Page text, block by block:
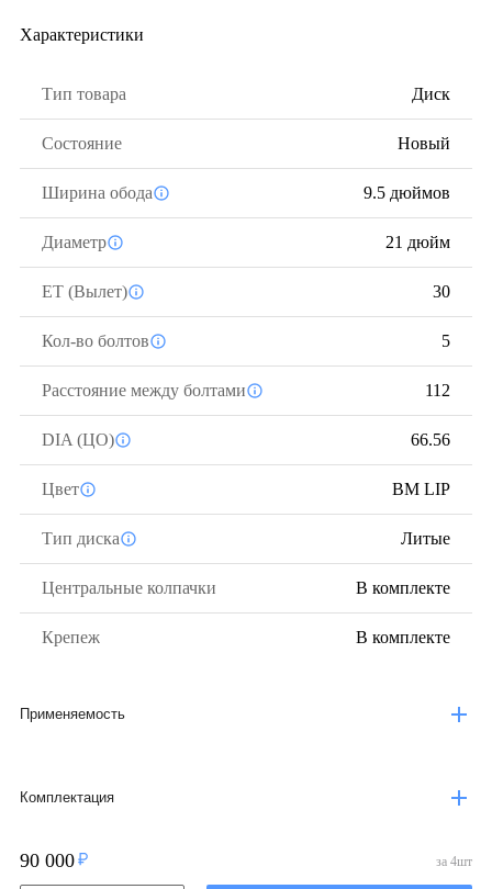
Характеристики
Тип товара Диск
Состояние Новый
Ширина обода 9.5 дюймов
Диаметр 21 дюйм
ЕТ (Вылет) 30
Кол-во болтов 5
Расстояние между болтами 112
DIA (ЦО) 66.56
Цвет BM LIP
Тип диска Литые
Центральные колпачки В комплекте
Крепеж В комплекте
Применяемость
Комплектация
90 000 за 4шт